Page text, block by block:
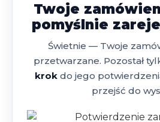
Twoje
pomyślnie
Świetnie — Twoje
przetwarzane. Pozostał
krokdo jego
przejść do